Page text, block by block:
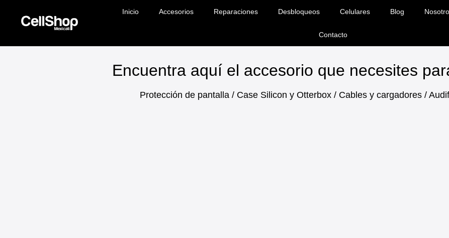
Inicio Accesorios Reparaciones Desbloqueos Celulares Blog
Contacto
Encuentra aquí el accesorio que necesites
Protección de pantalla / Case Silicon y Otterbox / Cables y cargadores /